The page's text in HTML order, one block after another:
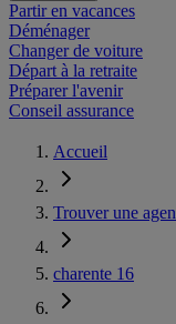
Partir en vacances
Déménager
Changer de voiture
Départ à la retraite
Préparer l'avenir
Conseil assurance
Accueil
Trouver une
charente 16